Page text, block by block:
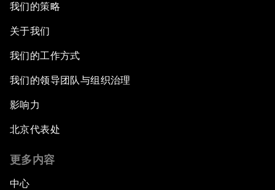
我们的策略
关于我们
我们的工作方式
我们的领导团队与组织治理
影响力
北京代表处
更多内容
中心